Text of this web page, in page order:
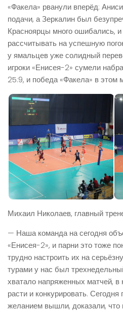
«Факела» рванули вперёд:
подачи, а Зеркалин был
Красноярцы много ошибались,
рассчитывать на успешную
у ямальцев уже солидный
игроки «Енисея-2» сумели
25:9, и победа «Факела» в этом
Михаил Николаев, главный
— Наша команда на сегодня
«Енисея-2», и парни это тоже
трудно настроить их на
турами у нас был
хватало напряженных матчей,
расти и конкурировать.
желанием вышли, доказали, что